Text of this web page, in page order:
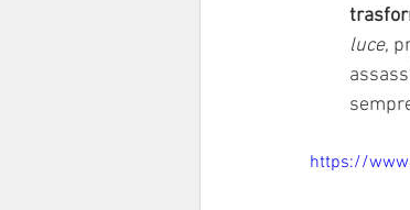
luce,
https://